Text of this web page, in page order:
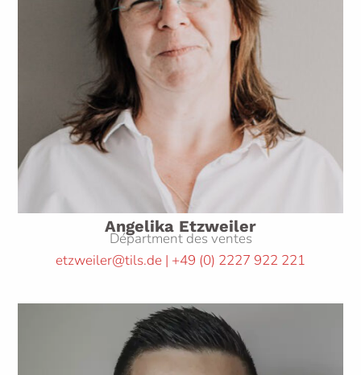
Angelika Etzweiler
Départment des ventes
etzweiler@tils.de | +49 (0) 2227 922 221